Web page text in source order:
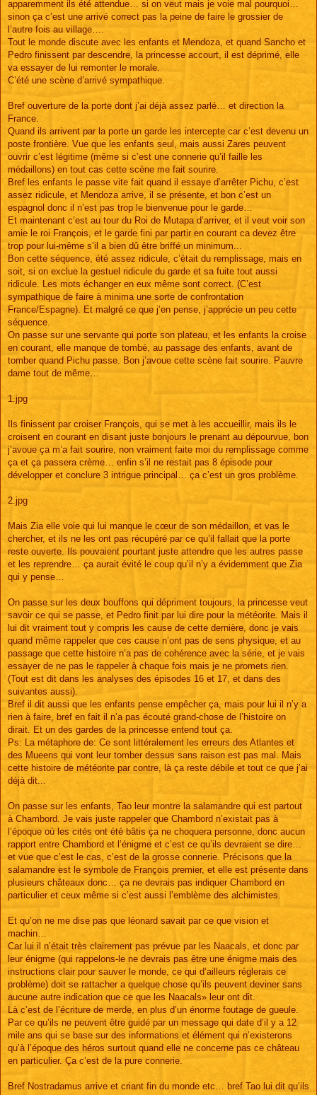
apparemment ils été attendue… si on veut mais je voie mal pourquoi…
sinon ça c’est une arrivé correct pas la peine de faire le grossier de
l’autre fois au village….
Tout le monde discute avec les enfants et Mendoza, et quand Sancho et
Pedro finissent par descendre, la princesse accourt, il est déprimé, elle
va essayer de lui remonter le morale.
C’été une scène d’arrivé sympathique.
Bref ouverture de la porte dont j’ai déjà assez parlé… et direction la
France.
Quand ils arrivent par la porte un garde les intercepte car c’est devenu un
poste frontière. Vue que les enfants seul, mais aussi Zares peuvent
ouvrir c’est légitime (même si c’est une connerie qu’il faille les
médaillons) en tout cas cette scène me fait sourire.
Bref les enfants le passe vite fait quand il essaye d’arrêter Pichu, c’est
assez ridicule, et Mendoza arrive, il se présente, et bon c’est un
espagnol donc il n’est pas trop le bienvenue pour le garde…
Et maintenant c’est au tour du Roi de Mutapa d’arriver, et il veut voir son
amie le roi François, et le garde fini par partir en courant ca devez être
trop pour lui-même s’il a bien dû être briffé un minimum...
Bon cette séquence, été assez ridicule, c’était du remplissage, mais en
soit, si on exclue la gestuel ridicule du garde et sa fuite tout aussi
ridicule. Les mots échanger en eux même sont correct. (C’est
sympathique de faire à minima une sorte de confrontation
France/Espagne). Et malgré ce que j’en pense, j’apprécie un peu cette
séquence.
On passe sur une servante qui porte son plateau, et les enfants la croise
en courant, elle manque de tombé, au passage des enfants, avant de
tomber quand Pichu passe. Bon j’avoue cette scène fait sourire. Pauvre
dame tout de même…
1.jpg
Ils finissent par croiser François, qui se met à les accueillir, mais ils le
croisent en courant en disant juste bonjours le prenant au dépourvue, bon
j’avoue ça m’a fait sourire, non vraiment faite moi du remplissage comme
ça et ça passera crème… enfin s’il ne restait pas 8 épisode pour
développer et conclure 3 intrigue principal… ça c’est un gros problème.
2.jpg
Mais Zia elle voie qui lui manque le cœur de son médaillon, et vas le
chercher, et ils ne les ont pas récupéré par ce qu’il fallait que la porte
reste ouverte. Ils pouvaient pourtant juste attendre que les autres passe
et les reprendre… ça aurait évité le coup qu’il n’y a évidemment que Zia
qui y pense…
On passe sur les deux bouffons qui dépriment toujours, la princesse veut
savoir ce qui se passe, et Pedro finit par lui dire pour la météorite. Mais il
lui dit vraiment tout y compris les cause de cette dernière, donc je vais
quand même rappeler que ces cause n’ont pas de sens physique, et au
passage que cette histoire n’a pas de cohérence avec la série, et je vais
essayer de ne pas le rappeler à chaque fois mais je ne promets rien.
(Tout est dit dans les analyses des épisodes 16 et 17, et dans des
suivantes aussi).
Bref il dit aussi que les enfants pense empêcher ça, mais pour lui il n’y a
rien à faire, bref en fait il n’a pas écouté grand-chose de l’histoire on
dirait. Et un des gardes de la princesse entend tout ça.
Ps: La métaphore de: Ce sont littéralement les erreurs des Atlantes et
des Mueens qui vont leur tomber dessus sans raison est pas mal. Mais
cette histoire de météorite par contre, là ça reste débile et tout ce que j’ai
déjà dit...
On passe sur les enfants, Tao leur montre la salamandre qui est partout
à Chambord. Je vais juste rappeler que Chambord n’existait pas à
l’époque où les cités ont été bâtis ça ne choquera personne, donc aucun
rapport entre Chambord et l’énigme et c’est ce qu’ils devraient se dire…
et vue que c’est le cas, c’est de la grosse connerie. Précisons que la
salamandre est le symbole de François premier, et elle est présente dans
plusieurs châteaux donc… ça ne devrais pas indiquer Chambord en
particulier et ceux même si c’est aussi l’emblème des alchimistes.
Et qu’on ne me dise pas que léonard savait par ce que vision et
machin…
Car lui il n’était très clairement pas prévue par les Naacals, et donc par
leur énigme (qui rappelons-le ne devrais pas être une énigme mais des
instructions clair pour sauver le monde, ce qui d’ailleurs réglerais ce
problème) doit se rattacher a quelque chose qu’ils peuvent deviner sans
aucune autre indication que ce que les Naacals» leur ont dit.
Là c’est de l’écriture de merde, en plus d’un énorme foutage de gueule.
Par ce qu’ils ne peuvent être guidé par un message qui date d’il y a 12
mile ans qui se base sur des informations et élément qui n’existerons
qu’à l’époque des héros surtout quand elle ne concerne pas ce château
en particulier. Ça c’est de la pure connerie.
Bref Nostradamus arrive et criant fin du monde etc… bref Tao lui dit qu’ils